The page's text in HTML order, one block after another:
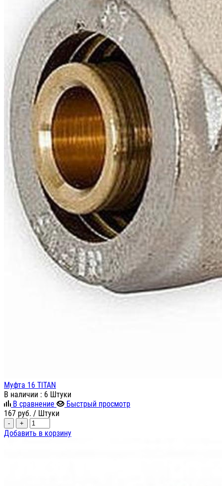
Муфта 16 TITAN
В наличии : 6 Штуки
В сравнение
Быстрый просмотр
167 руб. / Штуки
- +
Добавить в корзину